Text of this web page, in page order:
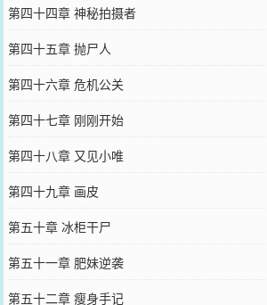
第四十四章 神秘拍摄者
第四十五章 抛尸人
第四十六章 危机公关
第四十七章 刚刚开始
第四十八章 又见小唯
第四十九章 画皮
第五十章 冰柜干尸
第五十一章 肥妹逆袭
第五十二章 瘦身手记